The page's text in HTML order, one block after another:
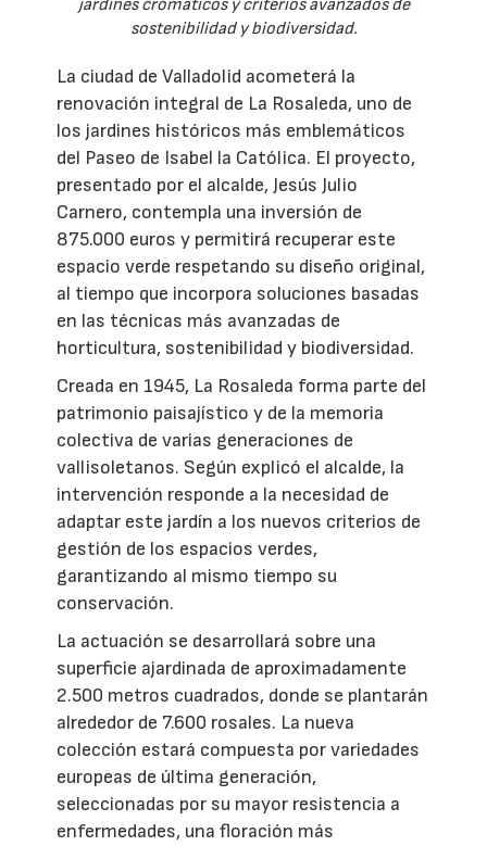
jardines cromáticos y criterios avanzados de
sostenibilidad y biodiversidad.
La ciudad de Valladolid acometerá la
renovación integral de La Rosaleda, uno de
los jardines históricos más emblemáticos
del Paseo de Isabel la Católica. El proyecto,
presentado por el alcalde, Jesús Julio
Carnero, contempla una inversión de
875.000 euros y permitirá recuperar este
espacio verde respetando su diseño original,
al tiempo que incorpora soluciones basadas
en las técnicas más avanzadas de
horticultura, sostenibilidad y biodiversidad.
Creada en 1945, La Rosaleda forma parte del
patrimonio paisajístico y de la memoria
colectiva de varias generaciones de
vallisoletanos. Según explicó el alcalde, la
intervención responde a la necesidad de
adaptar este jardín a los nuevos criterios de
gestión de los espacios verdes,
garantizando al mismo tiempo su
conservación.
La actuación se desarrollará sobre una
superficie ajardinada de aproximadamente
2.500 metros cuadrados, donde se plantarán
alrededor de 7.600 rosales. La nueva
colección estará compuesta por variedades
europeas de última generación,
seleccionadas por su mayor resistencia a
enfermedades, una floración más